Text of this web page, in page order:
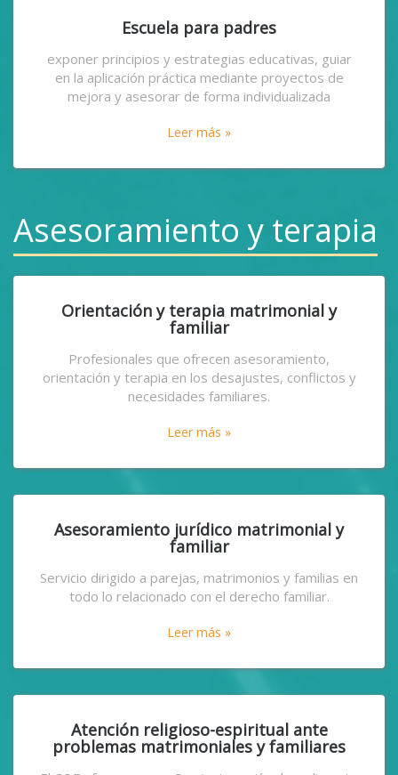
Escuela para padres
exponer principios y estrategias educativas, guiar
en la aplicación práctica mediante proyectos de
mejora y asesorar de forma individualizada
Leer más »
Asesoramiento y terapia
Orientación y terapia matrimonial y
familiar
Profesionales que ofrecen asesoramiento,
orientación y terapia en los desajustes, conflictos y
necesidades familiares.
Leer más »
Asesoramiento jurídico matrimonial y
familiar
Servicio dirigido a parejas, matrimonios y familias en
todo lo relacionado con el derecho familiar.
Leer más »
Atención religioso-espiritual ante
problemas matrimoniales y familiares